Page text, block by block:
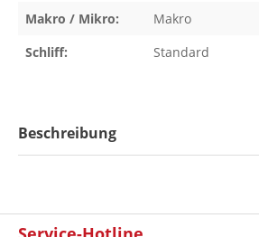
Makro / Mikro:
Makro
Schliff:
Standard
Beschreibung